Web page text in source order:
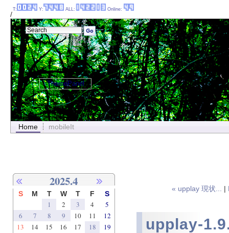
/
Home mobileIt
« upplay 現状... |
upplay-
2025.4
S M T W T F S
1 2 3 4
5
6
7 8 9 10 11
12
13
14 15 16 17 18
19
T: Y: ALL: Online:
ThemePanel